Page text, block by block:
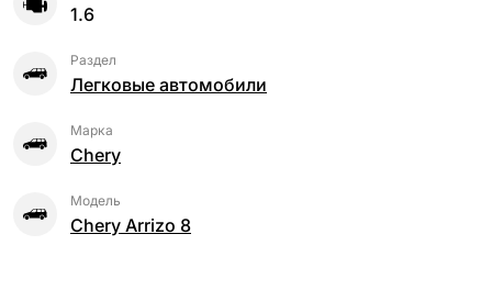
1.6
Раздел
Легковые автомобили
Марка
Chery
Модель
Chery Arrizo 8